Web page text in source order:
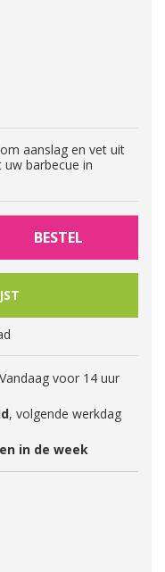
aanslag en vet uit
barbecue in
voor 14 uur
, volgende werkdag
in de week